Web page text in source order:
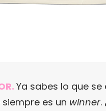
Ya sabes lo que se
es un winner.